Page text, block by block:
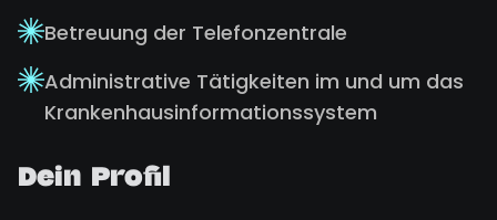
Betreuung der Telefonzentrale
Administrative Tätigkeiten im und um das
Krankenhausinformationssystem
Dein Profil